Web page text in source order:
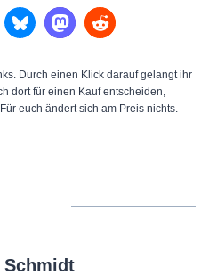
Durch einen Klick darauf gelangt ihr
dort für einen Kauf entscheiden,
euch ändert sich am Preis nichts.
Schmidt